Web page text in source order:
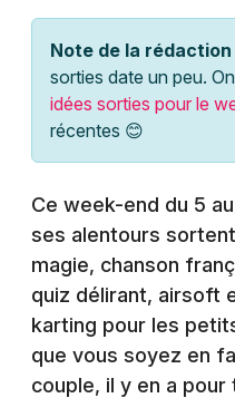
Spectacles
Concerts
Sports
Soirées
Sorties famille
Expos
Sorties & loisirs
Montpellier
Nantes
Nice
Paris
Strasbourg
Toutes les villes
Note de la rédaction
sorties date un peu.
idées sorties pour le
récentes 😊
Ce week-end du 5
ses alentours
magie, chanson
quiz délirant, airsoft
karting pour les
que vous soyez en
couple, il y en a